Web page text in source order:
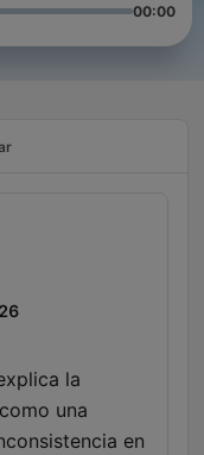
00:00
la
una
en